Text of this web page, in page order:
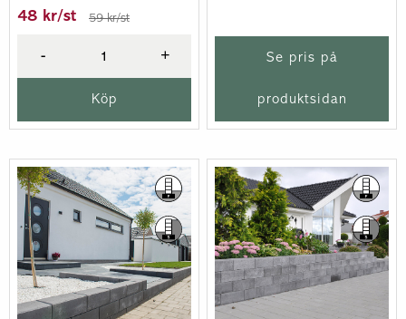
48 kr/st 59 kr/st
- +
Köp
Se pris på
produktsidan